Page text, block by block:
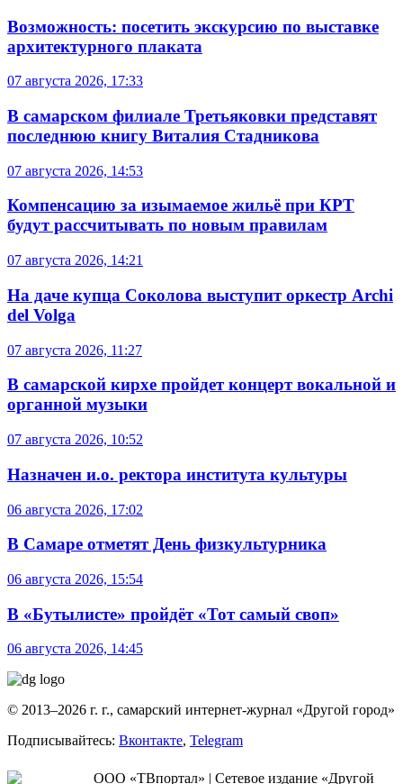
Возможность: посетить экскурсию по выставке
архитектурного плаката
07 августа 2026, 17:33
В самарском филиале Третьяковки представят
последнюю книгу Виталия Стадникова
07 августа 2026, 14:53
Компенсацию за изымаемое жильё при КРТ
будут рассчитывать по новым правилам
07 августа 2026, 14:21
На даче купца Соколова выступит оркестр Archi
del Volga
07 августа 2026, 11:27
В самарской кирхе пройдет концерт вокальной и
органной музыки
07 августа 2026, 10:52
Назначен и.о. ректора института культуры
06 августа 2026, 17:02
В Самаре отметят День физкультурника
06 августа 2026, 15:54
В «Бутылисте» пройдёт «Тот самый своп»
06 августа 2026, 14:45
© 2013–2026 г. г., самарский интернет-журнал «Другой город»
Подписывайтесь: Вконтакте, Telegram
ООО «ТВпортал» | Сетевое издание «Другой